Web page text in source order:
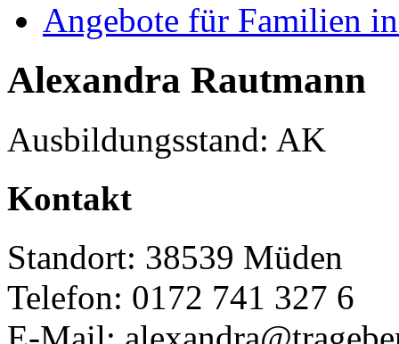
Angebote für Familien
Alexandra Rautmann
Ausbildungsstand: AK
Kontakt
Standort: 38539 Müden
Telefon: 0172 741 327 6